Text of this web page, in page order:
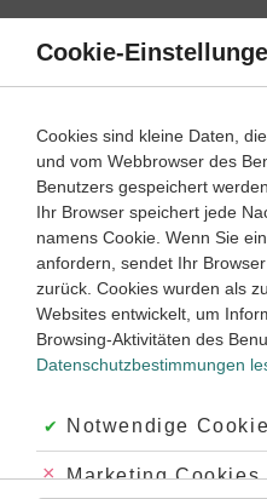
Direkt
Inhalt
Klassenarbeiten und
Englisch
Grammatik
Arbeitstechniken und
Wortschatz
Vokabeln
Cookie-
Cookies sind kleine Daten,
und vom Webbrowser des
Benutzers gespeichert
Ihr Browser speichert jede
namens Cookie. Wenn Sie
anfordern, sendet Ihr
zurück. Cookies wurden als
Websites entwickelt, um
Browsing-Aktivitäten des
Datenschutzbestimmungen
Akzeptiert:
Notwendige
Abgelehnt:
Marketing Cookies